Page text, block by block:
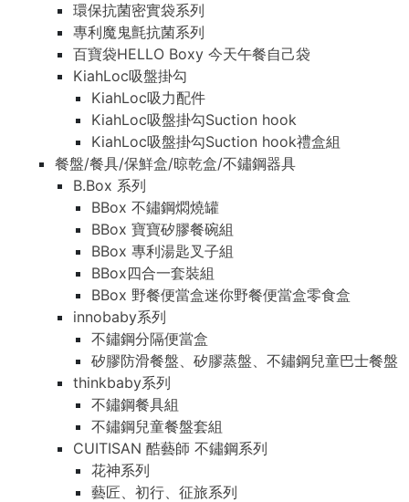
環保抗菌密實袋系列
專利魔鬼氈抗菌系列
百寶袋HELLO Boxy 今天午餐自己袋
KiahLoc吸盤掛勾
KiahLoc吸力配件
KiahLoc吸盤掛勾Suction hook
KiahLoc吸盤掛勾Suction hook禮盒組
餐盤/餐具/保鮮盒/晾乾盒/不鏽鋼器具
B.Box 系列
BBox 不鏽鋼燜燒罐
BBox 寶寶矽膠餐碗組
BBox 專利湯匙叉子組
BBox四合一套裝組
BBox 野餐便當盒迷你野餐便當盒零食盒
innobaby系列
不鏽鋼分隔便當盒
矽膠防滑餐盤、矽膠蒸盤、不鏽鋼兒童巴士餐盤
thinkbaby系列
不鏽鋼餐具組
不鏽鋼兒童餐盤套組
CUITISAN 酷藝師 不鏽鋼系列
花神系列
藝匠、初行、征旅系列